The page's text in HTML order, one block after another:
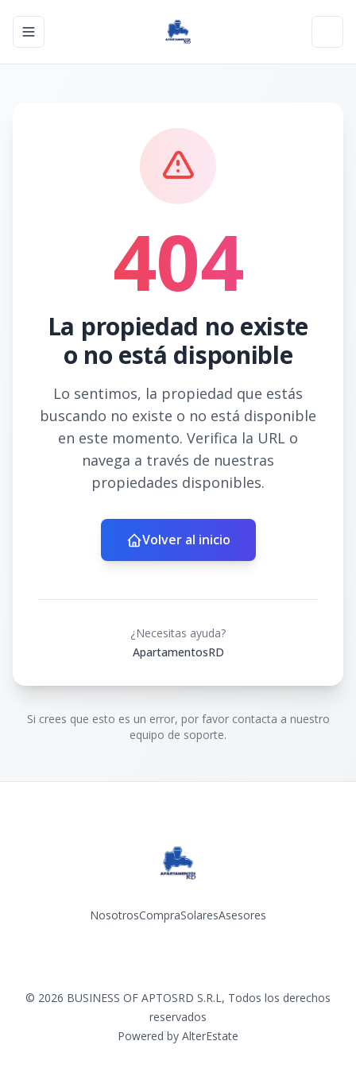
Toggle navigation menu
404
La propiedad no existe
o no está disponible
Lo sentimos, la propiedad que estás
buscando no existe o no está disponible
en este momento. Verifica la URL o
navega a través de nuestras
propiedades disponibles.
Volver al inicio
¿Necesitas ayuda?
ApartamentosRD
Si crees que esto es un error, por favor contacta a nuestro
equipo de soporte.
NosotrosCompraSolaresAsesores
© 2026 BUSINESS OF APTOSRD S.R.L, Todos los derechos
reservados
Powered by AlterEstate